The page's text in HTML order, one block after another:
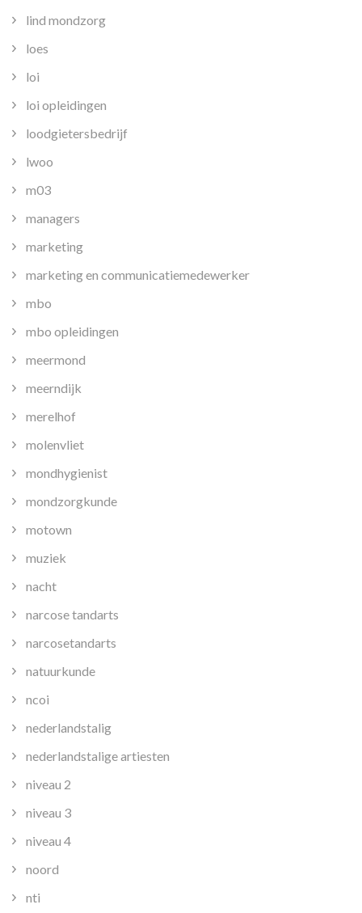
lind mondzorg
loes
loi
loi opleidingen
loodgietersbedrijf
lwoo
m03
managers
marketing
marketing en communicatiemedewerker
mbo
mbo opleidingen
meermond
meerndijk
merelhof
molenvliet
mondhygienist
mondzorgkunde
motown
muziek
nacht
narcose tandarts
narcosetandarts
natuurkunde
ncoi
nederlandstalig
nederlandstalige artiesten
niveau 2
niveau 3
niveau 4
noord
nti